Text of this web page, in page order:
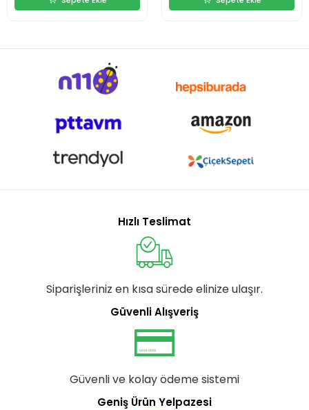
Hızlı Teslimat
Siparişleriniz en kısa sürede elinize ulaşır.
Güvenli Alışveriş
Güvenli ve kolay ödeme sistemi
Geniş Ürün Yelpazesi